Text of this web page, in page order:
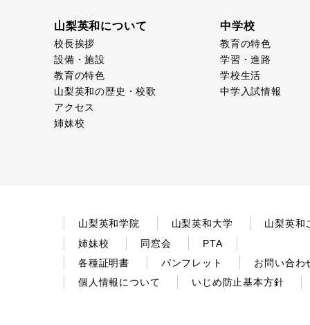
山梨英和について
校長挨拶
設備・施設
教育の特色
山梨英和の歴史・校歌
アクセス
姉妹校
中学校
教育の特色
学習・進路
学校生活
中学入試情報
山梨英和学院 山梨英和大学
山梨英和
姉妹校
同窓会
PTA
各種証明書
パンフレット
お問い合わ
個人情報について
いじめ防止基本方針